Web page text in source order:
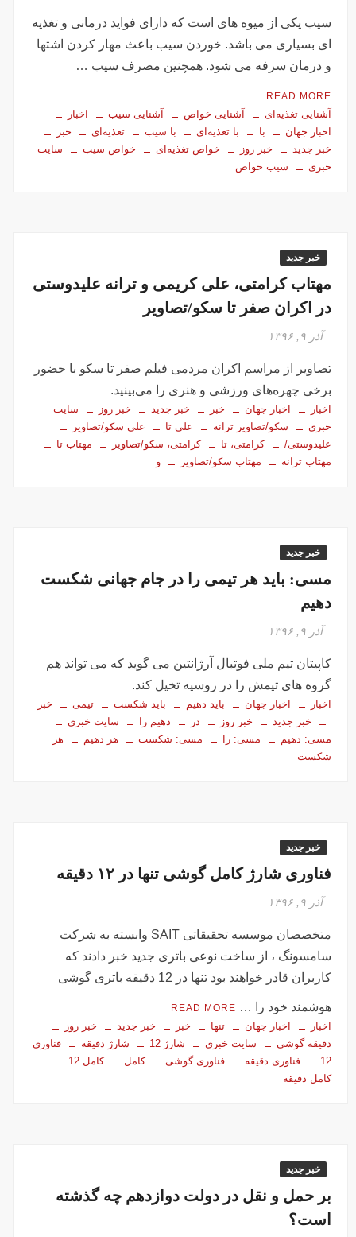
سیب یکی از میوه های است که دارای فواید درمانی و تغذیه
ای بسیاری می باشد. خوردن سیب باعث مهار کردن اشتها
و درمان سرفه می شود. همچنین مصرف سیب …
READ MORE
آشنایی تغذیه‌ای آشنایی خواص آشنایی سیب
اخبار
اخبار جهان
با با تغذیه‌ای با سیب تغذیه‌ای
خبر
خبر جدید
خبر روز خواص تغذیه‌ای خواص سیب
سایت
خبری
سیب خواص
خبر جدید
مهتاب کرامتی، علی کریمی و ترانه علیدوستی
در اکران صفر تا سکو/تصاویر
آذر ۹, ۱۳۹۶
تصاویر از مراسم اکران مردمی فیلم صفر تا سکو با حضور
برخی چهره‌های ورزشی و هنری را می‌بینید.
اخبار اخبار جهان خبر خبر جدید خبر روز
سایت
خبری
سکو/تصاویر ترانه علی تا
علی سکو/تصاویر
علیدوستی/
کرامتی، تا کرامتی، سکو/تصاویر
مهتاب تا
مهتاب ترانه
مهتاب سکو/تصاویر و
خبر جدید
مسی: باید هر تیمی را در جام جهانی شکست
دهیم
آذر ۹, ۱۳۹۶
کاپیتان تیم‌ ‌ملی فوتبال آرژانتین می گوید که می تواند هم
گروه های تیمش را در روسیه تخیل کند.
اخبار اخبار جهان باید دهیم باید شکست تیمی
خبر
خبر جدید
خبر روز در دهیم را
سایت خبری
مسی: دهیم
مسی: را مسی: شکست هر دهیم
هر
شکست
خبر جدید
فناوری شارژ کامل گوشی تنها در ۱۲ دقیقه
آذر ۹, ۱۳۹۶
متخصصان موسسه تحقیقاتی SAIT وابسته به شرکت
سامسونگ ، از ساخت نوعی باتری جدید خبر دادند که
کاربران قادر خواهند بود تنها در 12 دقیقه باتری گوشی
هوشمند خود را … READ MORE
اخبار اخبار جهان تنها خبر خبر جدید
خبر روز
دقیقه گوشی
سایت خبری شارژ 12 شارژ دقیقه
فناوری
12
فناوری دقیقه فناوری گوشی کامل
کامل 12
کامل دقیقه
خبر جدید
بر حمل و نقل در دولت دوازدهم چه گذشته
است؟